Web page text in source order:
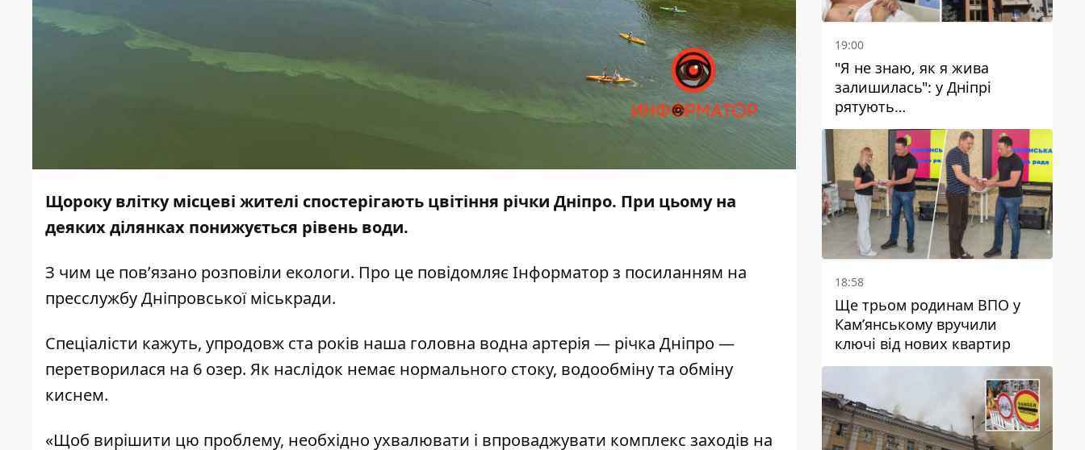
Щороку влітку місцеві жителі спостерігають цвітіння річки Дніпро. При цьому на
деяких ділянках понижується рівень води.
З чим це пов’язано розповіли екологи. Про це повідомляє Інформаторз посиланням на
пресслужбуДніпровської міськради.
Спеціалісти кажуть, упродовж ста років наша головна водна артерія — річка Дніпро —
перетворилася на 6 озер. Як наслідок немає нормального стоку, водообміну та обміну
киснем.
«Щоб вирішити цю проблему, необхідно ухвалювати і впроваджувати комплекс заходів на
19:00
"Я не знаю, як я жива
залишилась": у Дніпрі
рятують
військовослужбовицю та
мати чотирьох дітей, яку
поранив КАБ
18:58
Ще трьом родинам ВПО у
Кам’янському вручили
ключі від нових квартир